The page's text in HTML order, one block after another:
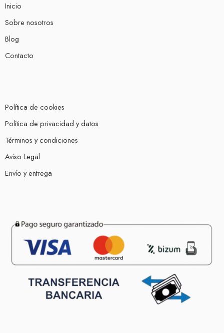
Inicio
Sobre nosotros
Blog
Contacto
Política de cookies
Política de privacidad y datos
Términos y condiciones
Aviso Legal
Envío y entrega